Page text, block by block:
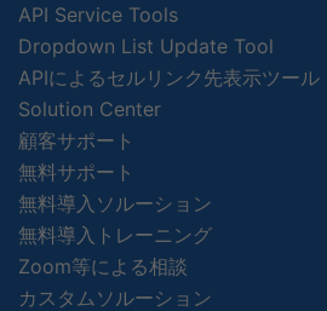
API Service Tools
Dropdown List Update Tool
APIによるセルリンク先表示ツール
Solution Center
顧客サポート
無料サポート
無料導入ソルーション
無料導入トレーニング
Zoom等による相談
カスタムソルーション